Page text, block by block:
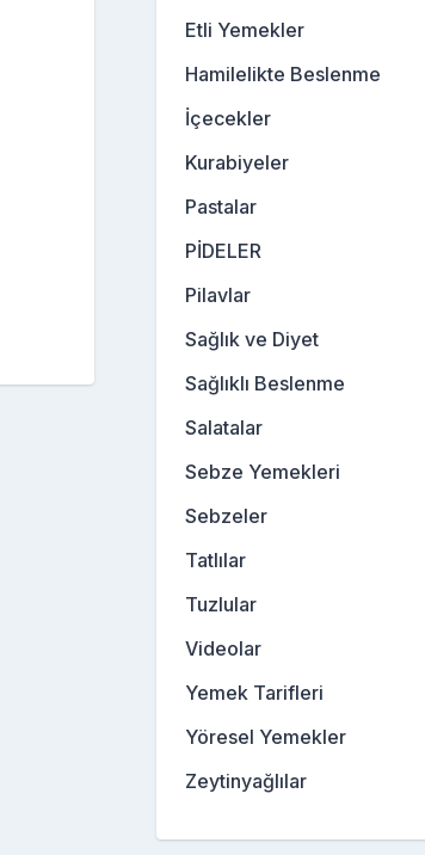
Etli Yemekler
Hamilelikte Beslenme
İçecekler
Kurabiyeler
Pastalar
PİDELER
Pilavlar
Sağlık ve Diyet
Sağlıklı Beslenme
Salatalar
Sebze Yemekleri
Sebzeler
Tatlılar
Tuzlular
Videolar
Yemek Tarifleri
Yöresel Yemekler
Zeytinyağlılar